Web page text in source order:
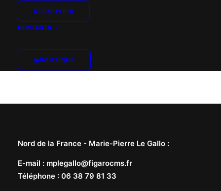
DÉCOUVRIR
CONTACTS
BOUTIQUE
Nord de la France - Marie-Pierre Le Gallo :
E-mail : mplegallo@figarocms.fr
Téléphone : 06 38 79 81 33